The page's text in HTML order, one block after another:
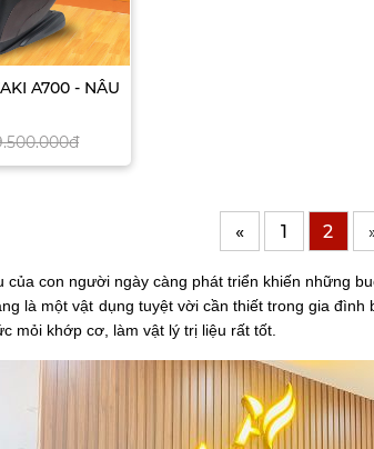
A700 - NÂU
« 1 2
của con người ngày càng phát triển khiến những
là một vật dụng tuyệt vời cần thiết trong gia
mỏi khớp cơ, làm vật lý trị liệu rất tốt.